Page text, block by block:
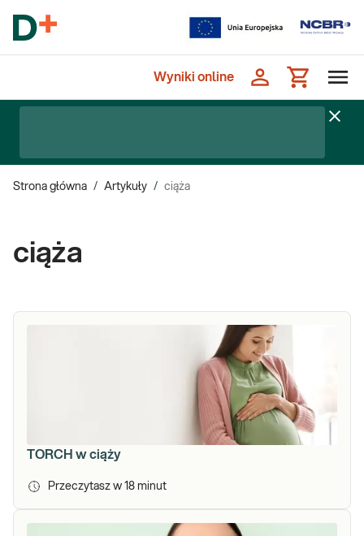
Wyniki online
Strona główna / Artykuły / ciąża
ciąża
TORCH w ciąży
Przeczytasz w 18 minut